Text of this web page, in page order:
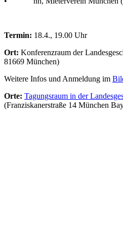
Termin: 18.4., 19.00 Uhr
Ort: Konferenzraum der
81669 München)
Weitere Infos und Anmeldung im
Orte: Tagungsraum in der
(Franziskanerstraße 14 München